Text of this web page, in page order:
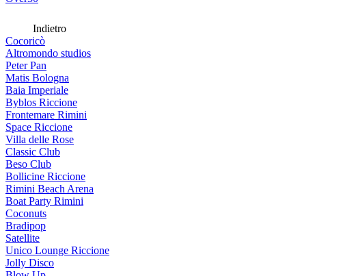
Indietro
Cocoricò
Altromondo studios
Peter Pan
Matis Bologna
Baia Imperiale
Byblos Riccione
Frontemare Rimini
Space Riccione
Villa delle Rose
Classic Club
Beso Club
Bollicine Riccione
Rimini Beach Arena
Boat Party Rimini
Coconuts
Bradipop
Satellite
Unico Lounge Riccione
Jolly Disco